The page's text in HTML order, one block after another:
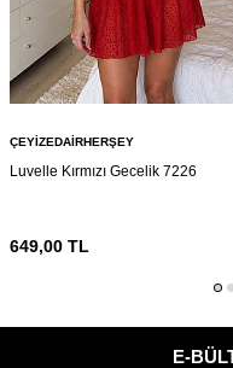
ÇEYIZEDAIRHERŞEY
Luvelle Kırmızı Gecelik 7226
649,00 TL
E-